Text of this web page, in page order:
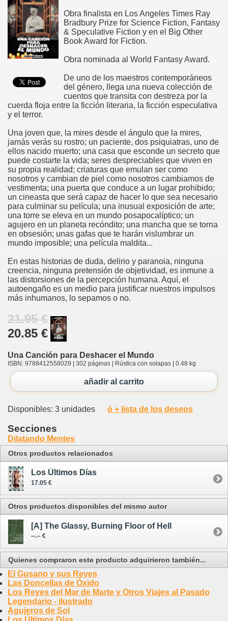
Obra finalista en Los Angeles Times Ray
Bradbury Prize for Science Fiction, Fantasy
& Speculative Fiction y en el Big Other
Book Award for Fiction.
Obra nominada al World Fantasy Award.
De uno de los maestros contemporáneos
del género, llega una nueva colección de
cuentos que transita con destreza por la
cuerda floja entre la ficción literaria, la ficción especulativa
y el terror.
Una joven que, la mires desde el ángulo que la mires,
jamás verás su rostro; un paciente, dos psiquiatras, uno de
ellos nacido muerto; una casa que esconde un secreto que
puede costarte la vida; seres despreciables que viven en
su propia realidad; criaturas que emulan ser como
nosotros y cambian de piel como nosotros cambiamos de
vestimenta; una puerta que conduce a un lugar prohibido;
un cineasta que será capaz de hacer lo que sea necesario
para culminar su película; una inusual exposición de arte;
una torre se eleva en un mundo posapocalíptico; un
agujero en un planeta recóndito; una mancha que se torna
en obsesión; unas gafas que te harán vislumbrar un
mundo imposible; una película maldita...
En estas historias de duda, delirio y paranoia, ninguna
creencia, ninguna pretensión de objetividad, es inmune a
las distorsiones de la percepción humana. Aquí, el
autoengaño es un medio para justificar nuestros impulsos
más inhumanos, lo sepamos o no.
21.95 €
20.85 €
Una Canción para Deshacer el Mundo
ISBN: 9788412558029 | 302 páginas | Rústica con solapas | 0.48 kg
añadir al carrito
Disponibles: 3 unidades ó + lista de los deseos
Secciones
Dilatando Mentes
Otros productos relacionados
Los Últimos Días
17.05 €
Otros productos disponibles del mismo autor
[A] The Glassy, Burning Floor of Hell
--.-- €
Quienes compraron este producto adquirieron también...
El Gusano y sus Reyes
Las Doncellas de Óxido
Los Reyes del Mar de Marte y Otros Viajes al Pasado
Legendario - ilustrado
Agujeros de Sol